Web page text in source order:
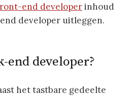
end developerinhoud
developer uitleggen.
end developer?
het tastbare gedeelte